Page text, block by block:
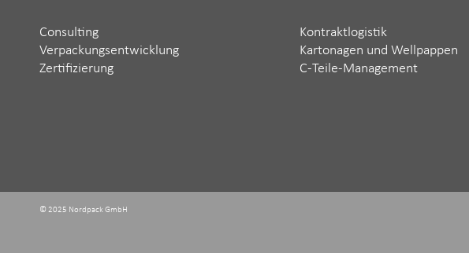
Consulting
Verpackungsentwicklung
Zertifizierung
Kontraktlogistik
Kartonagen und Wellpappen
C-Teile-Management
© 2025 Nordpack GmbH ‬